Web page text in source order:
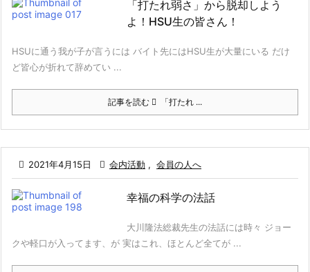
「打たれ弱さ」から脱却しよう
よ！HSU生の皆さん！
HSUに通う我が子が言うには バイト先にはHSU生が大量にいる だけ
ど皆心が折れて辞めてい ...
記事を読む 「打たれ ...
 2021年4月15日  会内活動 , 会員の人へ
幸福の科学の法話
大川隆法総裁先生の法話には時々 ジョー
クや軽口が入ってます、が 実はこれ、ほとんど全てが ...